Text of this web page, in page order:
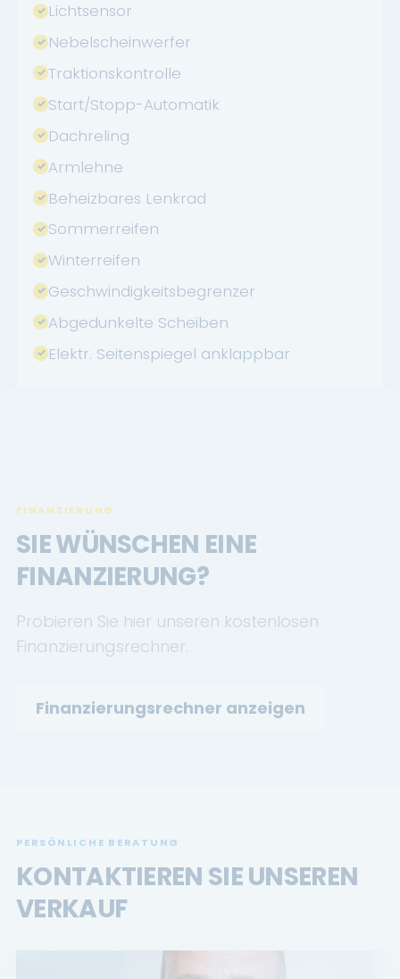
Lichtsensor
Nebelscheinwerfer
Traktionskontrolle
Start/Stopp-Automatik
Dachreling
Armlehne
Beheizbares Lenkrad
Sommerreifen
Winterreifen
Geschwindigkeitsbegrenzer
Abgedunkelte Scheiben
Elektr. Seitenspiegel anklappbar
FINANZIERUNG
SIE WÜNSCHEN EINE
FINANZIERUNG?
Probieren Sie hier unseren kostenlosen
Finanzierungsrechner.
Finanzierungsrechner anzeigen
PERSÖNLICHE BERATUNG
KONTAKTIEREN SIE UNSEREN
VERKAUF